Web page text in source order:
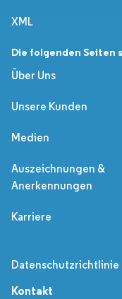
XML
Die folgenden Seiten
Über Uns
Unsere Kunden
Medien
Auszeichnungen &
Anerkennungen
Karriere
Datenschutzrichtlinie
Kontakt